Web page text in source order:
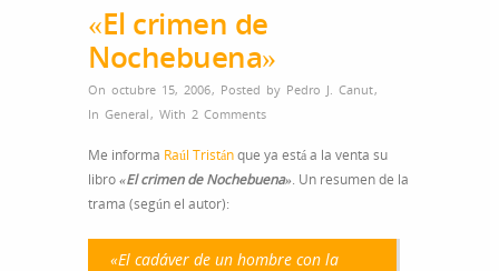
«El crimen de
Nochebuena»
On octubre 15, 2006, Posted by Pedro J. Canut,
In General, With 2 Comments
Me informa Raúl Tristánque ya está a la venta su
libro«El crimen de Nochebuena». Un resumen de la
trama (según el autor):
«El cadáver de un hombre con la